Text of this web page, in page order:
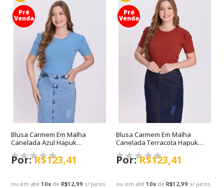
Pré
Venda
Blusa Carmem Em Malha
Canelada Azul Hapuk
Outono/Inverno 2026
ou em até10x deR$12,99 s/ juros
R$123,41
Pré
Venda
Blusa Carmem Em Malha
Canelada Terracota Hapuk
Outono/Inverno 2026
ou em até10x deR$12,99 s/ juros
R$123,41